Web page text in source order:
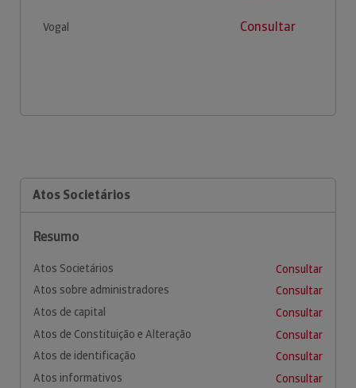
Vogal Consultar
Atos Societários
Resumo
Atos Societários
Consultar
Atos sobre administradores
Consultar
Atos de capital
Consultar
Atos de Constituição e Alteração
Consultar
Atos de identificação
Consultar
Atos informativos
Consultar